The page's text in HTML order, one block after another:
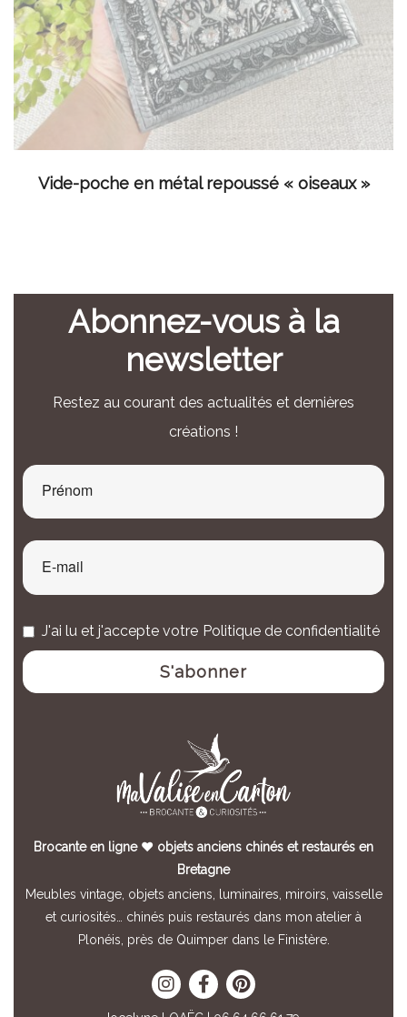
LIRE LA SUITE
Vide-poche en métal repoussé « oiseaux »
Abonnez-vous à la
newsletter
Restez au courant des actualités et dernières
créations !
J'ai lu et j'accepte votre Politique de confidentialité
Brocante en ligne ♥ objets anciens chinés et restaurés en
Bretagne
Meubles vintage, objets anciens, luminaires, miroirs, vaisselle
et curiosités… chinés puis restaurés dans mon atelier à
Plonéis, près de Quimper dans le Finistère.